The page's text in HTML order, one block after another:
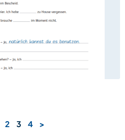
2 3 4 >